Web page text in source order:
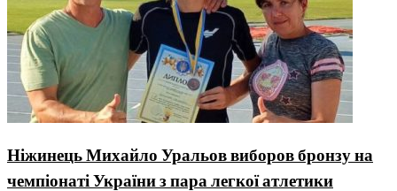
Ніжинець Михайло Уральов виборов бронзу на
чемпіонаті України з пара легкої атлетики